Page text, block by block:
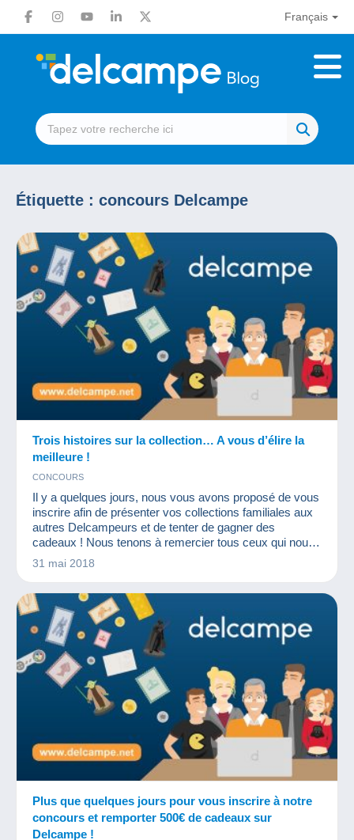
Français
Étiquette : concours Delcampe
Trois histoires sur la collection… A vous d’élire la
meilleure !
CONCOURS
Il y a quelques jours, nous vous avons proposé de vous
inscrire afin de présenter vos collections familiales aux
autres Delcampeurs et de tenter de gagner des
cadeaux ! Nous tenons à remercier tous ceux qui nous
ont envoyé leur candidature : quel plaisir de constater
31 mai 2018
Plus que quelques jours pour vous inscrire à notre
concours et remporter 500€ de cadeaux sur
Delcampe !